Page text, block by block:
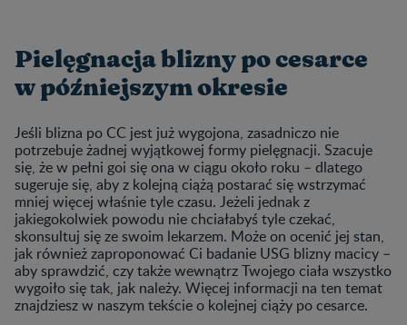
Pielęgnacja blizny po cesarce
w późniejszym okresie
Jeśli blizna po CC jest już wygojona, zasadniczo nie
potrzebuje żadnej wyjątkowej formy pielęgnacji. Szacuje
się, że w pełni goi się ona w ciągu około roku – dlatego
sugeruje się, aby z kolejną ciążą postarać się wstrzymać
mniej więcej właśnie tyle czasu. Jeżeli jednak z
jakiegokolwiek powodu nie chciałabyś tyle czekać,
skonsultuj się ze swoim lekarzem. Może on ocenić jej stan,
jak również zaproponować Ci badanie USG blizny macicy –
aby sprawdzić, czy także wewnątrz Twojego ciała wszystko
wygoiło się tak, jak należy. Więcej informacji na ten temat
znajdziesz w naszym tekście o kolejnej ciąży po cesarce.